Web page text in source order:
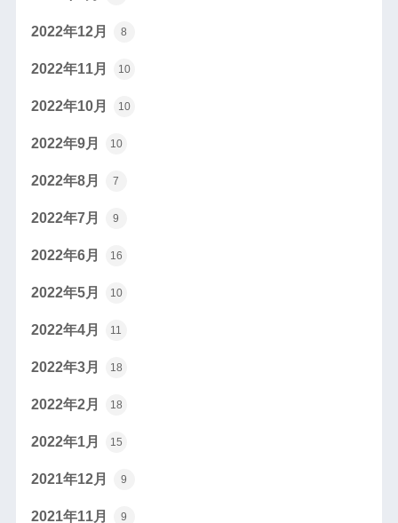
2022年12月 8
2022年11月 10
2022年10月 10
2022年9月 10
2022年8月 7
2022年7月 9
2022年6月 16
2022年5月 10
2022年4月 11
2022年3月 18
2022年2月 18
2022年1月 15
2021年12月 9
2021年11月 9